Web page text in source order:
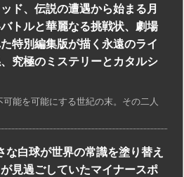
ド、伝説の遭遇から始まる月
トルと華麗なる挑戦状、劇場
特別編集版が描く永遠のライ
究極のミステリーとカタルシ
能を可能にする世紀の末。その二人
な白球が世界の常識を塗り替え
見過ごしていたマイナースポ